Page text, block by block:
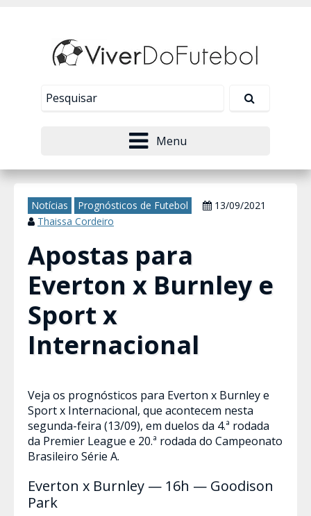
Menu
Notícias Prognósticos de Futebol
13/09/2021
Thaissa Cordeiro
Apostas para
Everton x Burnley e
Sport x
Internacional
Veja os prognósticos para Everton x Burnley e
Sport x Internacional, que acontecem nesta
segunda-feira (13/09), em duelos da 4.ª rodada
da Premier League e 20.ª rodada do Campeonato
Brasileiro Série A.
Everton x Burnley — 16h — Goodison
Park